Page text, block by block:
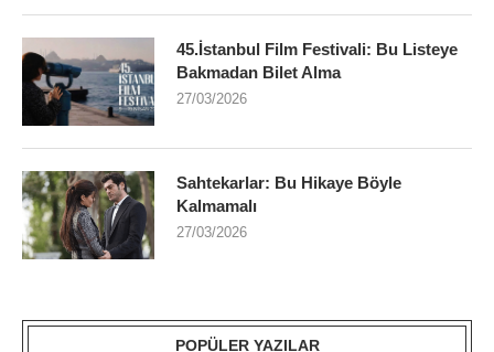
45.İstanbul Film Festivali: Bu Listeye
Bakmadan Bilet Alma
27/03/2026
Sahtekarlar: Bu Hikaye Böyle
Kalmamalı
27/03/2026
POPÜLER YAZILAR